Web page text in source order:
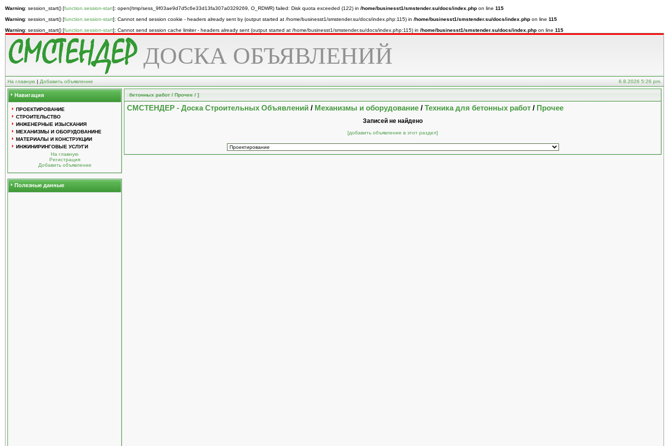
Warning: session_start() [function.session-start]: open(/tmp/sess_9f03ae9d7d5c6e33d13fa307a0329269, O_RDWR) failed: Disk quota exceeded (122) in /home/businesst1/smstender.su/docs/index.php on line 115
Warning: session_start() [function.session-start]: Cannot send session cookie - headers already sent by (output started at /home/businesst1/smstender.su/docs/index.php:115) in /home/businesst1/smstender.su/docs/index.php on line 115
Warning: session_start() [function.session-start]: Cannot send session cache limiter - headers already sent (output started at /home/businesst1/smstender.su/docs/index.php:115) in /home/businesst1/smstender.su/docs/index.php on line 115
ДОСКА ОБЪЯВЛЕНИЙ
На главную | Добавить объявление 6.8.2026 5:26 pm.
Навигация
ПРОЕКТИРОВАНИЕ
СТРОИТЕЛЬСТВО
ИНЖЕНЕРНЫЕ ИЗЫСКАНИЯ
МЕХАНИЗМЫ И ОБОРУДОВАНИНЕ
МАТЕРИАЛЫ И КОНСТРУКЦИИ
ИНЖИНИРИНГОВЫЕ УСЛУГИ
На главную
Регистрация
Добавить объявление
Полезные данные
/ Механизмы и оборудование / Техника для бетонных работ / Прочее / ]
СМСТЕНДЕР - Доска Строительных Объявлений / Механизмы и оборудование / Техника для бетонных работ / Прочее
Записей не найдено
[добавить объявление в этот раздел]